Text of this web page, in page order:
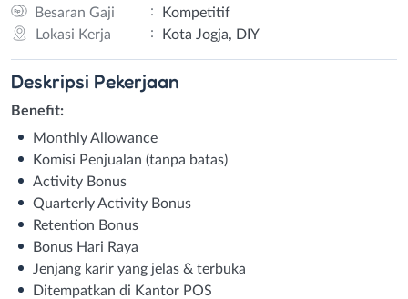
Besaran Gaji
:
Kompetitif
Lokasi Kerja
: Kota Jogja, DIY
Deskripsi Pekerjaan
Benefit:
Monthly Allowance
Komisi Penjualan (tanpa batas)
Activity Bonus
Quarterly Activity Bonus
Retention Bonus
Bonus Hari Raya
Jenjang karir yang jelas & terbuka
Ditempatkan di Kantor POS